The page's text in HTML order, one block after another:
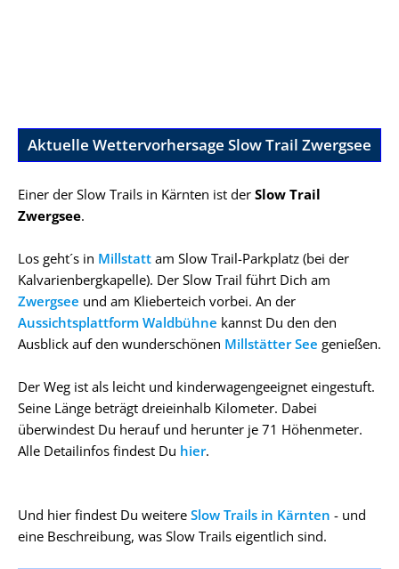
Aktuelle Wettervorhersage Slow Trail Zwergsee
Einer der Slow Trails in Kärnten ist der Slow Trail
Zwergsee.
Los geht´s in Millstatt am Slow Trail-Parkplatz (bei der
Kalvarienbergkapelle). Der Slow Trail führt Dich am
Zwergsee und am Klieberteich vorbei. An der
Aussichtsplattform Waldbühne kannst Du den den
Ausblick auf den wunderschönen Millstätter See genießen.
Der Weg ist als leicht und kinderwagengeeignet eingestuft.
Seine Länge beträgt dreieinhalb Kilometer. Dabei
überwindest Du herauf und herunter je 71 Höhenmeter.
Alle Detailinfos findest Du hier.
Und hier findest Du weitere Slow Trails in Kärnten - und
eine Beschreibung, was Slow Trails eigentlich sind.